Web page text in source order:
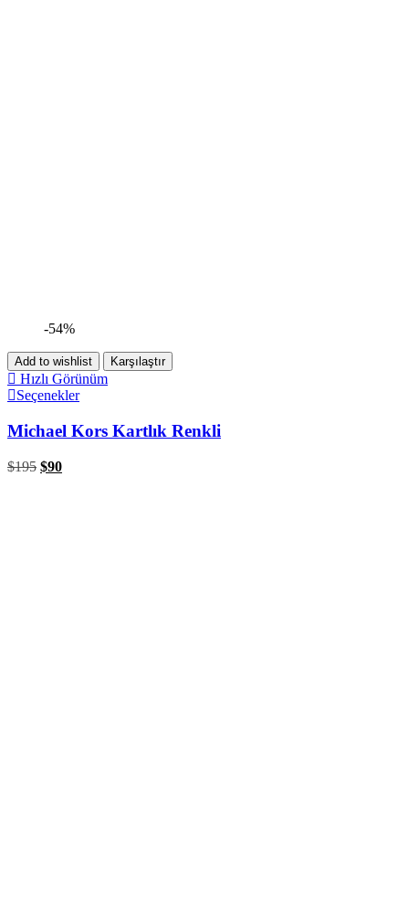
-54%
Add to wishlist Karşılaştır
Hızlı Görünüm
Seçenekler
Michael Kors Kartlık Renkli
$195 $90